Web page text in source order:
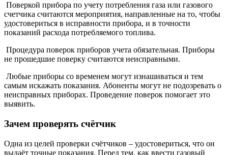
Поверкой прибора по учету потребления газа или газового
счетчика считаются мероприятия, направленные на то, чтобы
удостовериться в исправности прибора, и в точности
показаний расхода потребляемого топлива.
Процедура поверок приборов учета обязательная. Приборы
не прошедшие поверку считаются неисправными.
Любые приборы со временем могут изнашиваться и тем
самым искажать показания. Абоненты могут не подозревать о
неисправных приборах. Проведение поверок помогает это
выявить.
Зачем проверять счётчик
Одна из целей проверки счётчиков – удостовериться, что он
выдаёт точные показания. Перед тем, как ввести газовый